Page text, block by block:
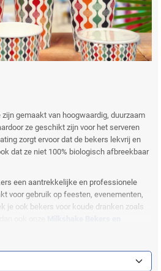
zijn gemaakt van hoogwaardig, duurzaam
ze geschikt zijn voor het serveren
zorgt ervoor dat de bekers lekvrij en
dat ze niet 100% biologisch afbreekbaar
een aantrekkelijke en professionele
voor gebruik op feesten, evenementen,
je ook bekers voor koude dranken zoals
Karton